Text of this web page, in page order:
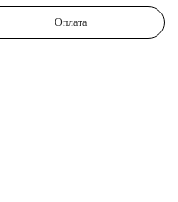
Оплата